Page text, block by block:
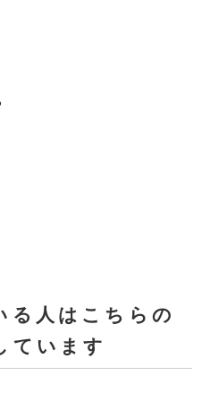
る人はこちらの
ています